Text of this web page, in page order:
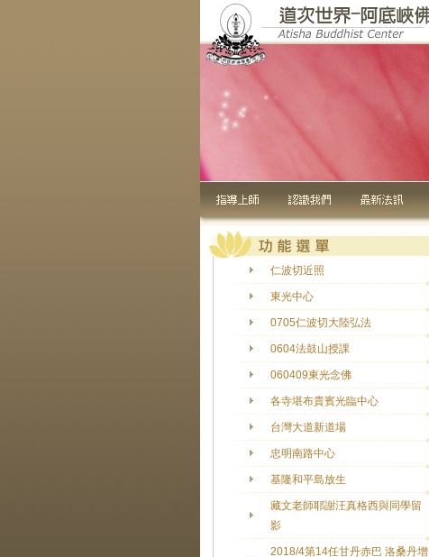
仁波切近照
東光中心
0705仁波切大陸弘法
0604法鼓山授課
060409東光念佛
各寺堪布貴賓光臨中心
台灣大道新道場
忠明南路中心
基隆和平島放生
藏文老師耶謝汪真格西與同學留
影
2018/4第14任甘丹赤巴 洛桑丹增